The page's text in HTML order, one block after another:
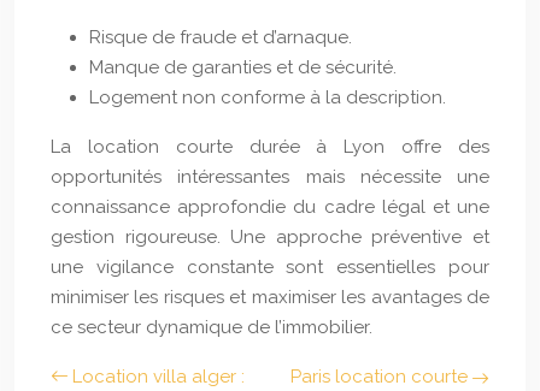
Risque de fraude et d’arnaque.
Manque de garanties et de sécurité.
Logement non conforme à la description.
La location courte durée à Lyon offre des
opportunités intéressantes mais nécessite une
connaissance approfondie du cadre légal et une
gestion rigoureuse. Une approche préventive et
une vigilance constante sont essentielles pour
minimiser les risques et maximiser les avantages de
ce secteur dynamique de l’immobilier.
Location villa alger :
Paris location courte